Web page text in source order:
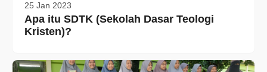
25 Jan 2023
Apa itu SDTK (Sekolah Dasar Teologi
Kristen)?